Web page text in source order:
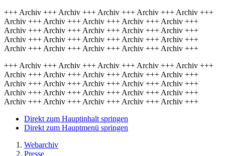
+++ Archiv +++ Archiv +++ Archiv +++ Archiv +++ Archiv +++
Archiv +++ Archiv +++ Archiv +++ Archiv +++ Archiv +++
Archiv +++ Archiv +++ Archiv +++ Archiv +++ Archiv +++
Archiv +++ Archiv +++ Archiv +++ Archiv +++ Archiv +++
Archiv +++ Archiv +++ Archiv +++ Archiv +++ Archiv +++
+++ Archiv +++ Archiv +++ Archiv +++ Archiv +++ Archiv +++
Archiv +++ Archiv +++ Archiv +++ Archiv +++ Archiv +++
Archiv +++ Archiv +++ Archiv +++ Archiv +++ Archiv +++
Archiv +++ Archiv +++ Archiv +++ Archiv +++ Archiv +++
Archiv +++ Archiv +++ Archiv +++ Archiv +++ Archiv +++
Direkt zum Hauptinhalt springen
Direkt zum Hauptmenü springen
Webarchiv
Presse